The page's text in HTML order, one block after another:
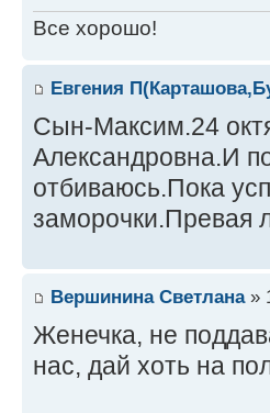
Все хорошо!
Евгения
Сын-Максим.24
Александровна.И
отбиваюсь.Пока
заморочки.Превая
Вершинина Светлана»
Женечка, не
нас, дай хоть на